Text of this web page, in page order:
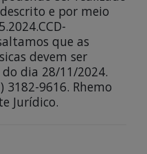
e por meio
que as
devem ser
dia 28/11/2024.
3182-9616. Rhemo
Jurídico.